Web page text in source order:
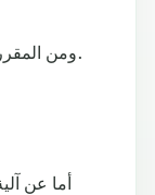
ومن المقرر إتاحة الخاصية عالمياً في الأسابيع المقبلة.
أما عن